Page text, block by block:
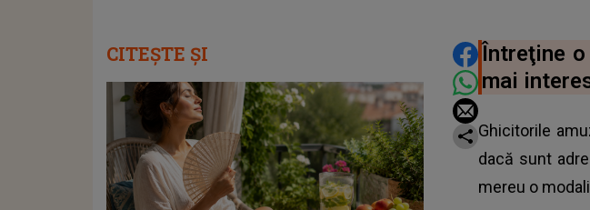
DISTRIBUIE
Întreţine
mai
Ghicitorile
dacă sunt
mereu o
CITEȘTE ȘI